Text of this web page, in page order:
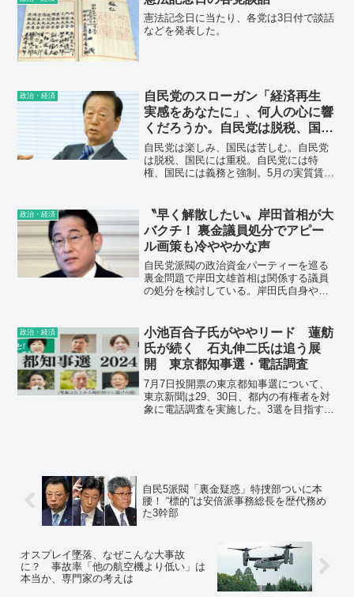
はいよいよ末期症状である。
憲法記念日に当たり、各党は3日付で談話
などを発表した。
政治・経済
自民党のスローガン「経済再生
実感をあなたに」、何人の心に響
くだろうか。自民党は脱税、国民
には重税、実質賃金の下落。
自民党は楽しみ、国民は苦しむ。自民党
は脱税、国民には重税。自民党には特
権、国民には義務と強制。5月の実質賃
生活が第一の政治へ変えるべき。
政治・経済
〝早く解散したい〟岸田首相が大
バクチ！ 裏金議員処分でアピー
ル画策も冷ややかな声
自民党派閥の政治資金パーティーを巡る
裏金問題で岸田文雄首相は関係する議員
の処分を検討している。岸田氏自身や二
岸田政権の命運が決まりかねない。
政治・経済
小池百合子氏がややリード 蓮舫
氏が続く 石丸伸二氏は追う展
開 東京都知事選・電話調査
7月7日投開票の東京都知事選について、
東京新聞は29、30日、都内の有権者を対
象に電話調査を実施した。3選を目指す現
自民5派閥「裏金疑惑」特捜部ついに本
腰！ “標的”は安倍派事務総長を歴代務め
た3幹部
オスプレイ墜落、なぜこんな大事故
に？ 事故率「他の航空機より低い」は
本当か、専門家の考えは